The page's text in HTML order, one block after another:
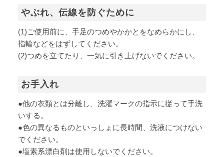
やぶれ、伝線を防ぐために
(1)ご使用前に、手足のつめやかかとをなめらかにし、
指輪などをはずしてください。
(2)つめを立てたり、一気に引き上げないでください。
お手入れ
●他の衣類とは分離し、洗濯マークの指示に従って手洗
いする。
●色の異なるものといっしょに長時間、洗液につけない
でください。
●塩素系漂白剤は使用しないでください。